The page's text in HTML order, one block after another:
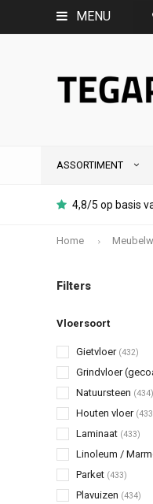
MENU
ASSORTIMENT
4,8/5 op basis
Home
Filters
Vloersoort
Gietvloer (432)
Grindvloer
Natuursteen (434)
Houten vloer
Laminaat (433)
Linoleum /
Parket (433)
Plavuizen (434)